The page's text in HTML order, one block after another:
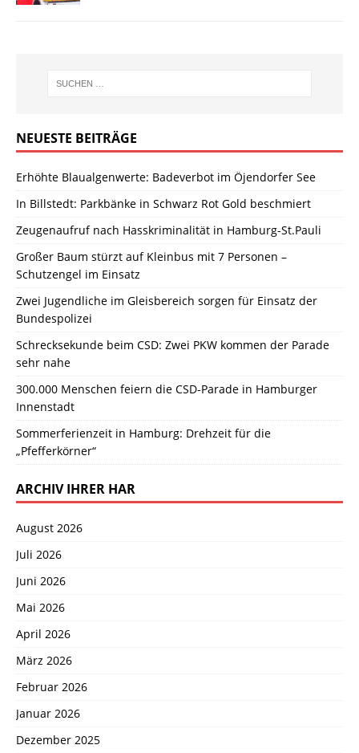
NEUESTE BEITRÄGE
Erhöhte Blaualgenwerte: Badeverbot im Öjendorfer See
In Billstedt: Parkbänke in Schwarz Rot Gold beschmiert
Zeugenaufruf nach Hasskriminalität in Hamburg-St.Pauli
Großer Baum stürzt auf Kleinbus mit 7 Personen –
Schutzengel im Einsatz
Zwei Jugendliche im Gleisbereich sorgen für Einsatz der
Bundespolizei
Schrecksekunde beim CSD: Zwei PKW kommen der Parade
sehr nahe
300.000 Menschen feiern die CSD-Parade in Hamburger
Innenstadt
Sommerferienzeit in Hamburg: Drehzeit für die
„Pfefferkörner“
ARCHIV IHRER HAR
August 2026
Juli 2026
Juni 2026
Mai 2026
April 2026
März 2026
Februar 2026
Januar 2026
Dezember 2025